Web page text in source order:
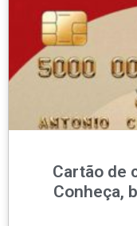
Cartão de
Conheça,